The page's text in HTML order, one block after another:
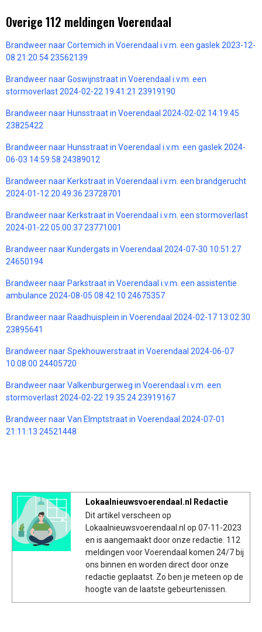
Overige 112 meldingen Voerendaal
Brandweer naar Cortemich in Voerendaal i.v.m. een gaslek 2023-12-
08 21:20:54 23562139
Brandweer naar Goswijnstraat in Voerendaal i.v.m. een
stormoverlast 2024-02-22 19:41:21 23919190
Brandweer naar Hunsstraat in Voerendaal 2024-02-02 14:19:45
23825422
Brandweer naar Hunsstraat in Voerendaal i.v.m. een gaslek 2024-
06-03 14:59:58 24389012
Brandweer naar Kerkstraat in Voerendaal i.v.m. een brandgerucht
2024-01-12 20:49:36 23728701
Brandweer naar Kerkstraat in Voerendaal i.v.m. een stormoverlast
2024-01-22 05:00:37 23771001
Brandweer naar Kundergats in Voerendaal 2024-07-30 10:51:27
24650194
Brandweer naar Parkstraat in Voerendaal i.v.m. een assistentie
ambulance 2024-08-05 08:42:10 24675357
Brandweer naar Raadhuisplein in Voerendaal 2024-02-17 13:02:30
23895641
Brandweer naar Spekhouwerstraat in Voerendaal 2024-06-07
10:08:00 24405720
Brandweer naar Valkenburgerweg in Voerendaal i.v.m. een
stormoverlast 2024-02-22 19:35:24 23919167
Brandweer naar Van Elmptstraat in Voerendaal 2024-07-01
21:11:13 24521448
Lokaalnieuwsvoerendaal.nl Redactie
Dit artikel verscheen op
Lokaalnieuwsvoerendaal.nl op 07-11-2023
en is aangemaakt door onze redactie. 112
meldingen voor Voerendaal komen 24/7 bij
ons binnen en worden direct door onze
redactie geplaatst. Zo ben je meteen op de
hoogte van de laatste gebeurtenissen.